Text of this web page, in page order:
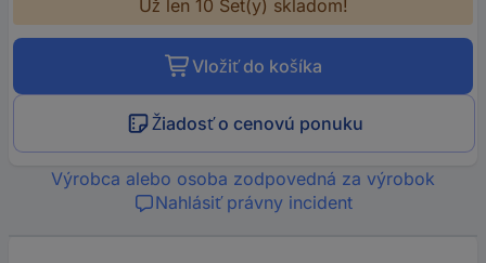
Už len 10 Set(y) skladom!
Vložiť do košíka
Žiadosť o cenovú ponuku
Výrobca alebo osoba zodpovedná za výrobok
Nahlásiť právny incident